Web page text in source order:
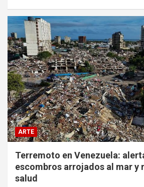
ARTE
Terremoto en Venezuela:
escombros arrojados al mar y
salud